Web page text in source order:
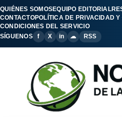
QUIÉNES SOMOSEQUIPO EDITORIAL
CONTACTOPOLÍTICA DE PRIVACIDAD Y
CONDICIONES DEL SERVICIO
SÍGUENOS
f X in ☁ RSS